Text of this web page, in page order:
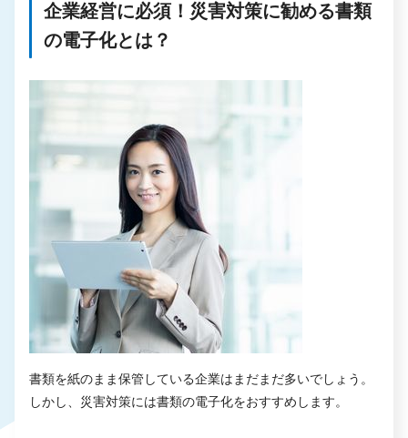
企業経営に必須！災害対策に勧める書類
の電子化とは？
書類を紙のまま保管している企業はまだまだ多いでしょう。
しかし、災害対策には書類の電子化をおすすめします。